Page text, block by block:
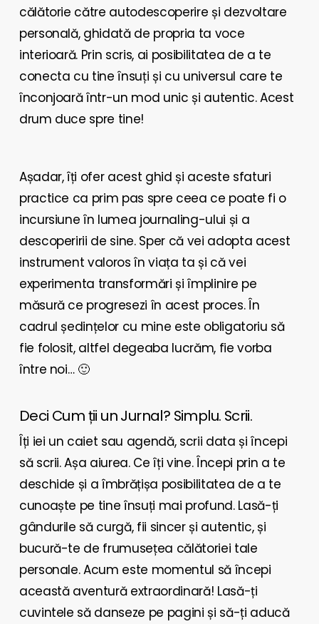
călătorie către autodescoperire și dezvoltare
personală, ghidată de propria ta voce
interioară. Prin scris, ai posibilitatea de a te
conecta cu tine însuți și cu universul care te
înconjoară într-un mod unic și autentic. Acest
drum duce spre tine!
Așadar, îți ofer acest ghid și aceste sfaturi
practice ca prim pas spre ceea ce poate fi o
incursiune în lumea journaling-ului și a
descoperirii de sine. Sper că vei adopta acest
instrument valoros în viața ta și că vei
experimenta transformări și împlinire pe
măsură ce progresezi în acest proces. În
cadrul ședințelor cu mine este obligatoriu să
fie folosit, altfel degeaba lucrăm, fie vorba
între noi… 🙂
Deci Cum ții un Jurnal? Simplu. Scrii.
Îți iei un caiet sau agendă, scrii data și începi
să scrii. Așa aiurea. Ce îți vine. Începi prin a te
deschide și a îmbrățișa posibilitatea de a te
cunoaște pe tine însuți mai profund. Lasă-ți
gândurile să curgă, fii sincer și autentic, și
bucură-te de frumusețea călătoriei tale
personale. Acum este momentul să începi
această aventură extraordinară! Lasă-ți
cuvintele să danseze pe pagini și să-ți aducă